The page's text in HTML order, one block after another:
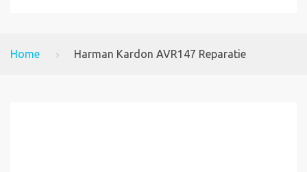
Home Harman Kardon AVR147 Reparatie